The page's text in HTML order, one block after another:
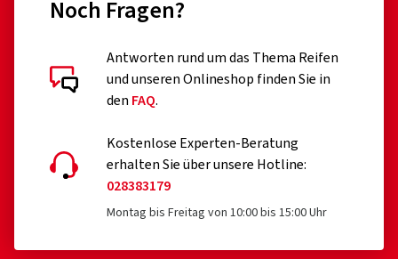
Noch Fragen?
Antworten rund um das Thema Reifen
und unseren Onlineshop finden Sie in
den FAQ.
Kostenlose Experten-Beratung
erhalten Sie über unsere Hotline:
028383179
Montag bis Freitag von 10:00 bis 15:00 Uhr